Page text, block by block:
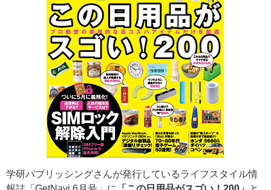
学研パブリッシングさんが発行しているライフスタイル情